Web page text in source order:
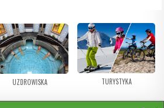
UZDROWISKA TURYSTYKA